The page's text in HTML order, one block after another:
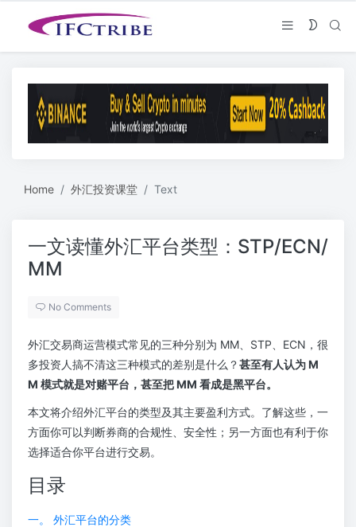
Home 外汇投资课堂 Text
一文读懂外汇平台类型：STP/ECN/
MM
No Comments
外汇交易商运营模式常见的三种分别为 MM、STP、ECN，很
多投资人搞不清这三种模式的差别是什么？甚至有人认为 M
M 模式就是对赌平台，甚至把 MM 看成是黑平台。
本文将介绍外汇平台的类型及其主要盈利方式。了解这些，一
方面你可以判断券商的合规性、安全性；另一方面也有利于你
选择适合你平台进行交易。
目录
一。 外汇平台的分类